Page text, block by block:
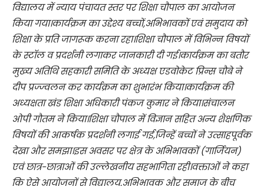
विद्यालय में न्याय पंचायत स्तर पर शिक्षा चौपाल का आयोजन
किया गया।कार्यक्रम का उद्देश्य बच्चों,अभिभावकों एवं समुदाय को
शिक्षा के प्रति जागरूक करना रहा।शिक्षा चौपाल में विभिन्न विषयों
के स्टॉल व प्रदर्शनी लगाकर जानकारी दी गई।कार्यक्रम का बतौर
मुख्य अतिथि सहकारी समिति के अध्यक्ष एडवोकेट प्रिन्स चौबे ने
दीप प्रज्ज्वलन कर कार्यक्रम का शुभारंभ किया।कार्यक्रम की
अध्यक्षता खंड शिक्षा अधिकारी पंकज कुमार ने किया।संचालन
ओपी गौतम ने किया।शिक्षा चौपाल में विज्ञान सहित अन्य शैक्षणिक
विषयों की आकर्षक प्रदर्शनी लगाई गई,जिन्हें बच्चों ने उत्साहपूर्वक
देखा और समझा।इस अवसर पर क्षेत्र के अभिभावकों (गार्जियन)
एवं छात्र-छात्राओं की उल्लेखनीय सहभागिता रही।वक्ताओं ने कहा
कि ऐसे आयोजनों से विद्यालय,अभिभावक और समाज के बीच